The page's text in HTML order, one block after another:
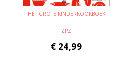
HET GROTE KINDERKOOKBOEK
ZPZ
€ 24,99